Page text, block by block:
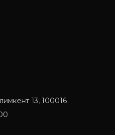
13, 100016